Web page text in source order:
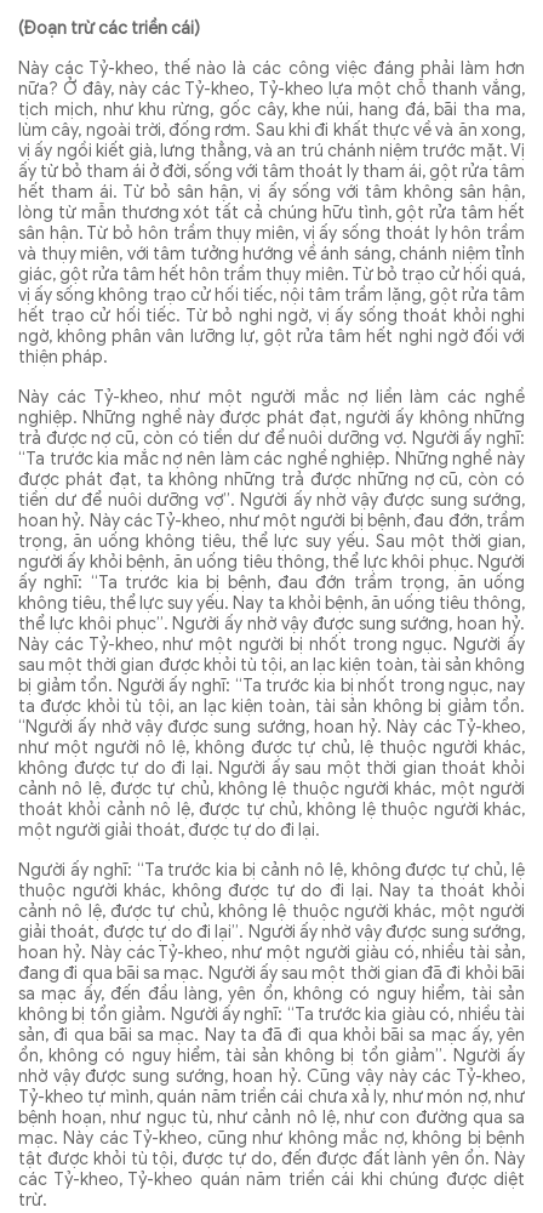
(Ðoạn trừ các triền cái)
Này các Tỷ-kheo, thế nào là các công việc đáng phải làm hơn
nữa? Ở đây, này các Tỷ-kheo, Tỷ-kheo lựa một chỗ thanh vắng,
tịch mịch, như khu rừng, gốc cây, khe núi, hang đá, bãi tha ma,
lùm cây, ngoài trời, đống rơm. Sau khi đi khất thực về và ăn xong,
vị ấy ngồi kiết già, lưng thẳng, và an trú chánh niệm trước mặt. Vị
ấy từ bỏ tham ái ở đời, sống với tâm thoát ly tham ái, gột rửa tâm
hết tham ái. Từ bỏ sân hận, vị ấy sống với tâm không sân hận,
lòng từ mẫn thương xót tất cả chúng hữu tình, gột rửa tâm hết
sân hận. Từ bỏ hôn trầm thụy miên, vị ấy sống thoát ly hôn trầm
và thụy miên, với tâm tưởng hướng về ánh sáng, chánh niệm tỉnh
giác, gột rửa tâm hết hôn trầm thụy miên. Từ bỏ trạo cử hối quá,
vị ấy sống không trạo cử hối tiếc, nội tâm trầm lặng, gột rửa tâm
hết trạo cử hối tiếc. Từ bỏ nghi ngờ, vị ấy sống thoát khỏi nghi
ngờ, không phân vân lưỡng lự, gột rửa tâm hết nghi ngờ đối với
thiện pháp.
Này các Tỷ-kheo, như một người mắc nợ liền làm các nghề
nghiệp. Những nghề này được phát đạt, người ấy không những
trả được nợ cũ, còn có tiền dư để nuôi dưỡng vợ. Người ấy nghĩ:
“Ta trước kia mắc nợ nên làm các nghề nghiệp. Những nghề này
được phát đạt, ta không những trả được những nợ cũ, còn có
tiền dư để nuôi dưỡng vợ”. Người ấy nhờ vậy được sung sướng,
hoan hỷ. Này các Tỷ-kheo, như một người bị bệnh, đau đớn, trầm
trọng, ăn uống không tiêu, thể lực suy yếu. Sau một thời gian,
người ấy khỏi bệnh, ăn uống tiêu thông, thể lực khôi phục. Người
ấy nghĩ: “Ta trước kia bị bệnh, đau đớn trầm trọng, ăn uống
không tiêu, thể lực suy yếu. Nay ta khỏi bệnh, ăn uống tiêu thông,
thể lực khôi phục”. Người ấy nhờ vậy được sung sướng, hoan hỷ.
Này các Tỷ-kheo, như một người bị nhốt trong ngục. Người ấy
sau một thời gian được khỏi tù tội, an lạc kiện toàn, tài sản không
bị giảm tổn. Người ấy nghĩ: “Ta trước kia bị nhốt trong ngục, nay
ta được khỏi tù tội, an lạc kiện toàn, tài sản không bị giảm tổn.
“Người ấy nhờ vậy được sung sướng, hoan hỷ. Này các Tỷ-kheo,
như một người nô lệ, không được tự chủ, lệ thuộc người khác,
không được tự do đi lại. Người ấy sau một thời gian thoát khỏi
cảnh nô lệ, được tự chủ, không lệ thuộc người khác, một người
thoát khỏi cảnh nô lệ, được tự chủ, không lệ thuộc người khác,
một người giải thoát, được tự do đi lại.
Người ấy nghĩ: “Ta trước kia bị cảnh nô lệ, không được tự chủ, lệ
thuộc người khác, không được tự do đi lại. Nay ta thoát khỏi
cảnh nô lệ, được tự chủ, không lệ thuộc người khác, một người
giải thoát, được tự do đi lại”. Người ấy nhờ vậy được sung sướng,
hoan hỷ. Này các Tỷ-kheo, như một người giàu có, nhiều tài sản,
đang đi qua bãi sa mạc. Người ấy sau một thời gian đã đi khỏi bãi
sa mạc ấy, đến đầu làng, yên ổn, không có nguy hiểm, tài sản
không bị tổn giảm. Người ấy nghĩ: “Ta trước kia giàu có, nhiều tài
sản, đi qua bãi sa mạc. Nay ta đã đi qua khỏi bãi sa mạc ấy, yên
ổn, không có nguy hiểm, tài sản không bị tổn giảm”. Người ấy
nhờ vậy được sung sướng, hoan hỷ. Cũng vậy này các Tỷ-kheo,
Tỷ-kheo tự mình, quán năm triền cái chưa xả ly, như món nợ, như
bệnh hoạn, như ngục tù, như cảnh nô lệ, như con đường qua sa
mạc. Này các Tỷ-kheo, cũng như không mắc nợ, không bị bệnh
tật được khỏi tù tội, được tự do, đến được đất lành yên ổn. Này
các Tỷ-kheo, Tỷ-kheo quán năm triền cái khi chúng được diệt
trừ.